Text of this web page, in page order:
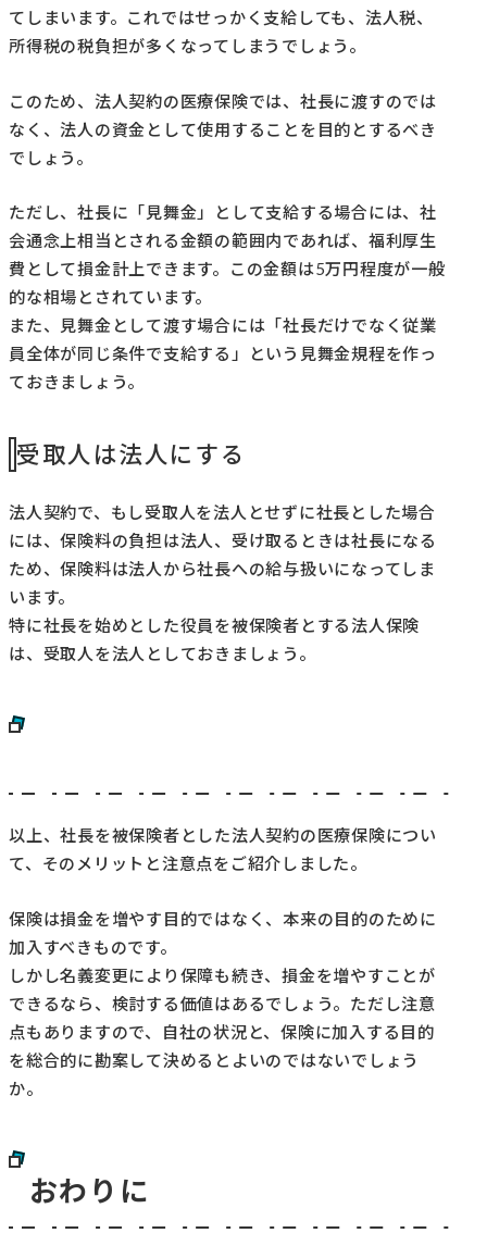
てしまいます。これではせっかく支給しても、法人税、
所得税の税負担が多くなってしまうでしょう。
このため、法人契約の医療保険では、社長に渡すのでは
なく、法人の資金として使用することを目的とするべき
でしょう。
ただし、社長に「見舞金」として支給する場合には、社
会通念上相当とされる金額の範囲内であれば、福利厚生
費として損金計上できます。この金額は5万円程度が一般
的な相場とされています。
また、見舞金として渡す場合には「社長だけでなく従業
員全体が同じ条件で支給する」という見舞金規程を作っ
ておきましょう。
受取人は法人にする
法人契約で、もし受取人を法人とせずに社長とした場合
には、保険料の負担は法人、受け取るときは社長になる
ため、保険料は法人から社長への給与扱いになってしま
います。
特に社長を始めとした役員を被保険者とする法人保険
は、受取人を法人としておきましょう。
以上、社長を被保険者とした法人契約の医療保険につい
て、そのメリットと注意点をご紹介しました。
保険は損金を増やす目的ではなく、本来の目的のために
加入すべきものです。
しかし名義変更により保障も続き、損金を増やすことが
できるなら、検討する価値はあるでしょう。ただし注意
点もありますので、自社の状況と、保険に加入する目的
を総合的に勘案して決めるとよいのではないでしょう
か。
おわりに